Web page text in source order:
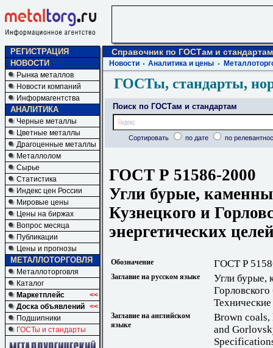
РЕГИСТРАЦИЯ
НОВОСТИ
Рынка металлов
Новости компаний
Информагентства
АНАЛИТИКА
Черные металлы
Цветные металлы
Драгоценные металлы
Металлолом
Сырье
Статистика
Индекс цен России
Мировые цены
Цены на биржах
Вопрос месяца
Публикации
Цены и прогнозы
МЕТАЛЛОТОРГОВЛЯ
Металлоторговля
Каталог
Маркетплейс
<<
Доска объявлений <<
Подшипники
ГОСТы и стандарты
Справочник по ГОСТам и стандартам
Новости Аналитика и цены
ГОСТы, стандарты,
Поиск по ГОСТам и стандартам
Сортировать по дате по
ГОСТ Р 51586-2000
Угли бурые,
Кузнецкого и
энергетических
Обозначение ГОСТ Р
Заглавие на русском языке
Угли бурые,
Горловского
Заглавие на английском
языке
Brown coals,
and